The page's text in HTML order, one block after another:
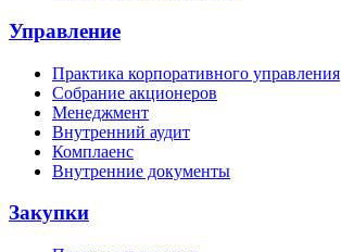
Управление
Практика корпоративного управления
Собрание акционеров
Менеджмент
Внутренний аудит
Комплаенс
Внутренние документы
Закупки